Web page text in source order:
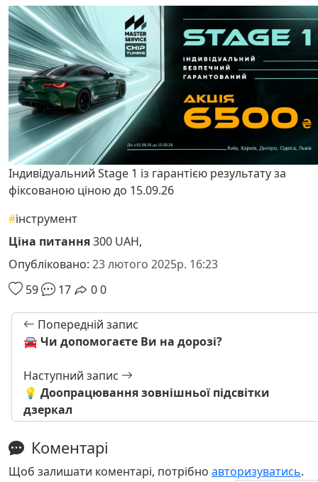
Індивідуальний Stage 1 із гарантією результату за
фіксованою ціною до 15.09.26
#інструмент
Ціна питання300 UAH,
Опубліковано: 23 лютого 2025р. 16:23
59
17 00
Попередній запис
🚘 Чи допомогаєте Ви на дорозі?
Наступний запис
💡 Доопрацювання зовнішньої підсвітки
дзеркал
Коментарі
Щоб залишати коментарі, потрібно авторизуватись.